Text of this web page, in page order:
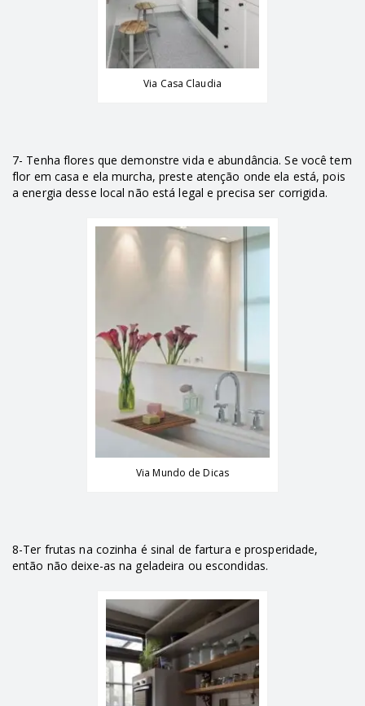
Via Casa Claudia
7- Tenha flores que demonstre vida e abundância. Se você tem
flor em casa e ela murcha, preste atenção onde ela está, pois
a energia desse local não está legal e precisa ser corrigida.
Via Mundo de Dicas
8-Ter frutas na cozinha é sinal de fartura e prosperidade,
então não deixe-as na geladeira ou escondidas.